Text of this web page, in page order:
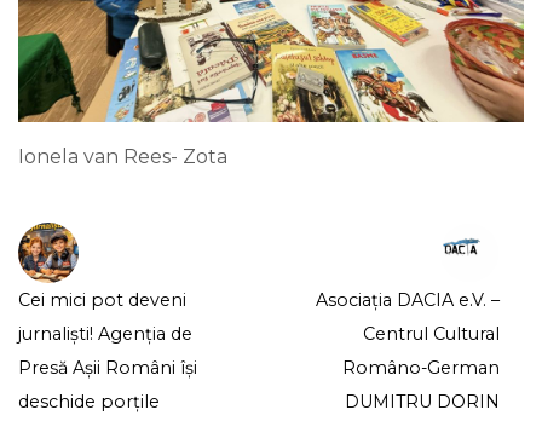
Ionela van Rees- Zota
Cei mici pot deveni
jurnaliști! Agenția de
Presă Așii Români își
deschide porțile
Asociația DACIA e.V. –
Centrul Cultural
Româno-German
DUMITRU DORIN